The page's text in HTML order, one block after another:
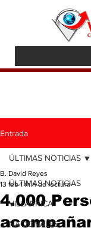
Entrada
ÚLTIMAS NOTICIAS
VILLARRICA
NACIONALES
ÚLTIMAS NOTICIAS
4.000
B. David Reyes
13 feb 1 min de lectura